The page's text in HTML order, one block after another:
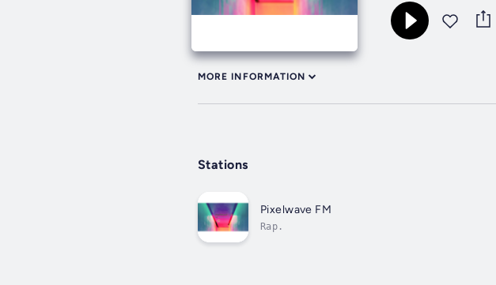
MORE INFORMATION
Stations
Pixelwave FM
Rap.